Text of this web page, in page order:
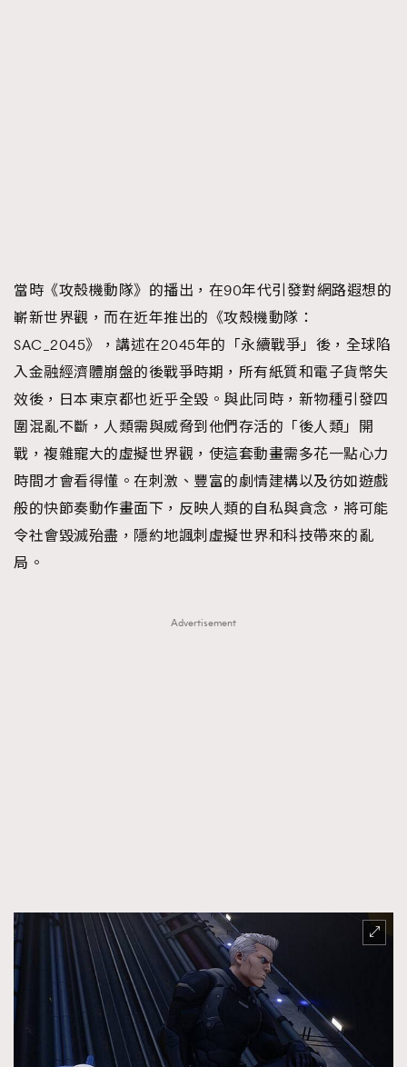
當時《攻殼機動隊》的播出，在90年代引發對網路遐想的
嶄新世界觀，而在近年推出的《攻殼機動隊：
SAC_2045》，講述在2045年的「永續戰爭」後，全球陷
入金融經濟體崩盤的後戰爭時期，所有紙質和電子貨幣失
效後，日本東京都也近乎全毀。與此同時，新物種引發四
圍混亂不斷，人類需與威脅到他們存活的「後人類」開
戰，複雜寵大的虛擬世界觀，使這套動畫需多花一點心力
時間才會看得懂。在刺激、豐富的劇情建構以及彷如遊戲
般的快節奏動作畫面下，反映人類的自私與貪念，將可能
令社會毀滅殆盡，隱約地諷刺虛擬世界和科技帶來的亂
局。
Advertisement